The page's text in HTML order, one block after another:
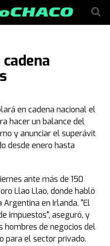
en cadena nacional el
hacer un balance del
y anunciar el superávit
desde enero hasta
ante más de 150
Llao Llao, donde habló
en Irlanda. "El
impuestos", aseguró, y
hombres de negocios del
para el sector privado.